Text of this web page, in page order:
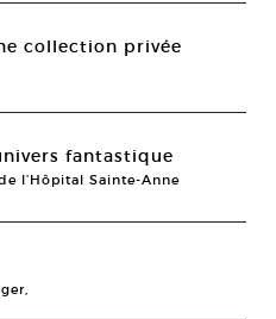
collection privée
fantastique
l’Hôpital Sainte-Anne